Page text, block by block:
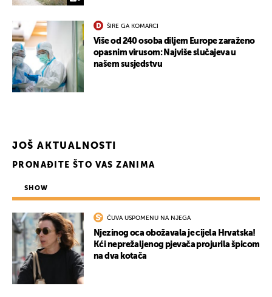
ŠIRE GA KOMARCI
Više od 240 osoba diljem Europe zaraženo
opasnim virusom: Najviše slučajeva u
našem susjedstvu
JOŠ AKTUALNOSTI
PRONAĐITE ŠTO VAS ZANIMA
SHOW
ČUVA USPOMENU NA NJEGA
Njezinog oca obožavala je cijela Hrvatska!
Kći neprežaljenog pjevača projurila špicom
na dva kotača